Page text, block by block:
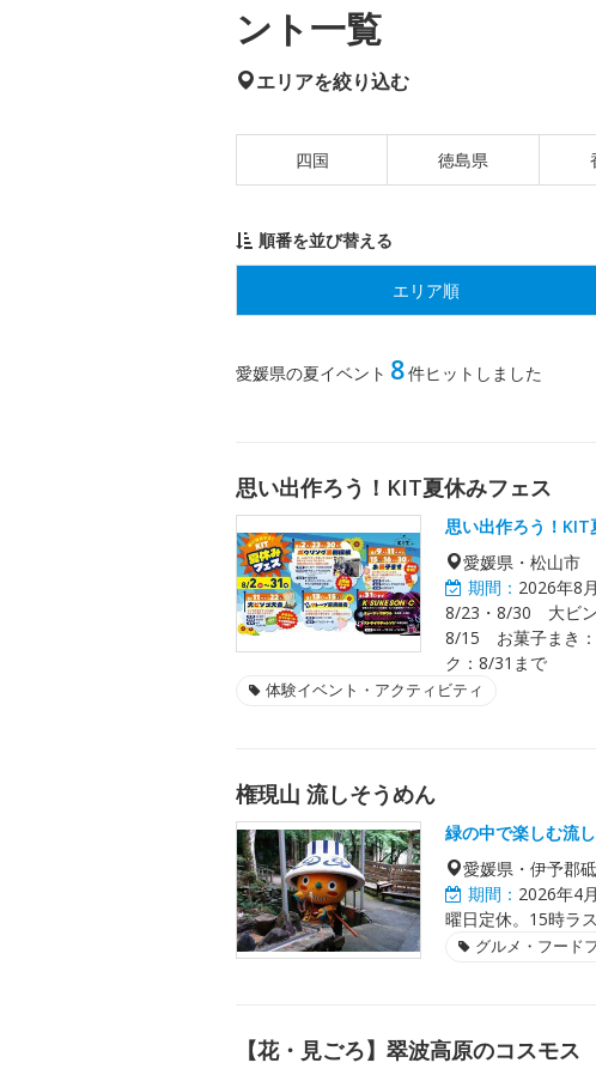
ント一覧
エリアを絞り込む
四国 徳島県
順番を並び替える
エリア順
愛媛県の夏イベント 8件ヒットしました
思い出作ろう！KIT夏休みフェス
思い出作ろう！KIT
愛媛県・松山市
期間： 2026年8
8/23・8/30 大ビ
8/15 お菓子まき
ク：8/31まで
体験イベント・アクティビティ
権現山 流しそうめん
緑の中で楽しむ流
愛媛県・伊予郡
期間： 2026年4
曜日定休。15時ラ
グルメ・フード
【花・見ごろ】翠波高原のコスモス